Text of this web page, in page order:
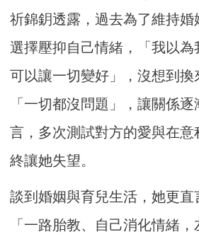
祈錦鈅透露，過去為了維持婚
選擇壓抑自己情緒，「我以
可以讓一切變好」，沒想到換
「一切都沒問題」，讓關係
言，多次測試對方的愛與在
終讓她失望。
談到婚姻與育兒生活，她更直
「一路胎教、自己消化情緒